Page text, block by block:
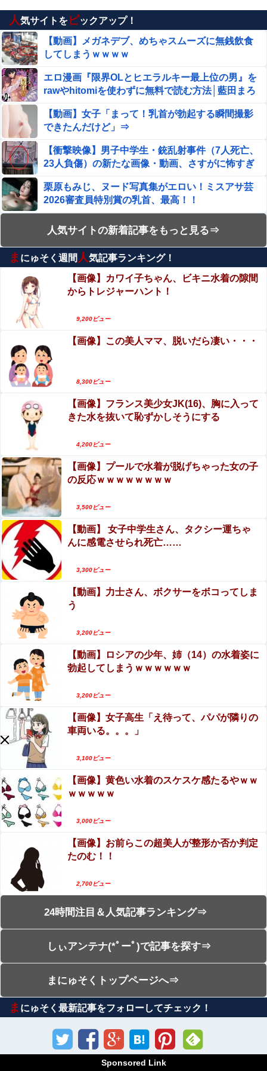
【ハメ撮り】 この小学生のママ（35歳）なら土下座し
てでもヤリたい
【悲報】台風15号の進路、めちゃくちゃで草ｗｗｗｗ：
26/08/10のニュース他
新宿・歌舞伎町で半グレ集団がヤンキーをバンで誘拐する
動画が怖すぎると海外で話題に
フランス人「なぜ移籍させない?」中村敬斗に複数オファ
ー！ランスが46億円要求でまさかの残留の可能性浮上！現
地サポの本音がこれ！【海外の反応】
大将「何握りやしょう？」Z世代新人「じゃあサーモン
で」社長「ぶほっw」部長「あー…」ワイ「ばっ、バカ
っ！すいません大将！」
中居正広「俺が来たことは内緒だべ」極秘で熊本でボラン
ティアをしていたｗｗｗｗｗ
【画像】女の子「ママー！ちいかわシール貼ったよー！」
【動画】女子「まって！乳首が勃起する瞬間撮影できたん
だけど」⇒
中国「大洪水！」三峡ダム「13基の水門開放（爆量放流」
中国都市「三峡上流で豪雨！（三峡下流で水害」長江と黄
河「同時氾濫危機」台風13号「中国本土上陸（画像」→
【画像あり】このセクシー女優の集合写真で４人以上わか
る奴ｗｗｗｗｗｗｗｗ
【悲報】マレーシア「進撃の巨人Hすぎ…これ子供の教育
に悪いだろ」
【ウマ娘】ロゴタイプ欲張りパック
【画像】 ワイ底辺期間工の夕食がこちらｗｗｗｗｗ
【AKB48】平田侑希、山崎空、久保姫菜乃、八木愛月
にある｢私、リア充を満喫してます！｣感？【ゆき・そ
らら・ちゃんひな・あづ】
【刃牙らへん】68話感想 勇次郎に二丁拳銃で挑む挑戦者
が現れる！
Powered by livedoor 相互RSS
人気サイトをピックアップ！
【動画】メガネデブ、めちゃスムーズに無銭飲食
してしまうｗｗｗｗ
エロ漫画『限界OLとヒエラルキー最上位の男』を
rawやhitomiを使わずに無料で読む方法│藍田まろ
【動画】女子「まって！乳首が勃起する瞬間撮影
できたんだけど」⇒
【衝撃映像】男子中学生・銃乱射事件（7人死亡、
23人負傷）の新たな画像・動画、さすがに怖すぎ
栗原もみじ、ヌード写真集がエロい！ミスアサ芸
2026審査員特別賞の乳首、最高！！
【労災】作業員が裁断機で両手を切断されてしま
う大事故の映像。
【閲覧注意】このお店のデリバリーだけは止めと
け！肉を噛んだ瞬間 中が動いたので、見たら…
（衝撃動画）
【動画】迎撃ミサイルを避けながら船舶にドロー
催！人気の最新作・AVデビュー作品、VR作品が
期間限定セール中！
エロ漫画『先生なのに、ハジメテを元教え子にお
そわるなんて!～元教え子が同僚に!?編～』をraw
檎/中条亮
新宿・歌舞伎町で半グレ集団がヤンキーをバンで
誘拐する動画が怖すぎると海外で話題に
エロ漫画『性転換アプリの正しい使い方』をraw
やhitomiを使わずに無料で読む方法│もげたま
人気サイトの新着記事をもっと見る⇒
ま にゅそく週間 人気記事ランキング！
【画像】カワイ子ちゃん、ビキニ水着の隙間
からトレジャーハント！
9,200ビュー
【画像】この美人ママ、脱いだら凄い・・・
8,300ビュー
【画像】フランス美少女JK(16)、胸に入って
きた水を抜いて恥ずかしそうにする
4,200ビュー
【画像】プールで水着が脱げちゃった女の子
の反応ｗｗｗｗｗｗｗｗ
3,500ビュー
【動画】 女子中学生さん、タクシー運ちゃ
んに感電させられ死亡……
3,300ビュー
【動画】力士さん、ボクサーをボコってしま
う
3,200ビュー
【動画】ロシアの少年、姉（14）の水着姿に
勃起してしまうｗｗｗｗｗｗ
3,200ビュー
【画像】女子高生「え待って、パパが隣りの
車両いる。。。」
3,100ビュー
【画像】黄色い水着のスケスケ感たるやｗｗ
ｗｗｗｗｗ
3,000ビュー
【画像】お前らこの超美人が整形か否か判定
たのむ！！
2,700ビュー
24時間注目＆人気記事ランキング⇒
しぃアンテナ(*ﾟーﾟ)で記事を探す⇒
まにゅそくトップページへ⇒
ま にゅそく最新記事をフォローしてチェック！
Sponsored Link